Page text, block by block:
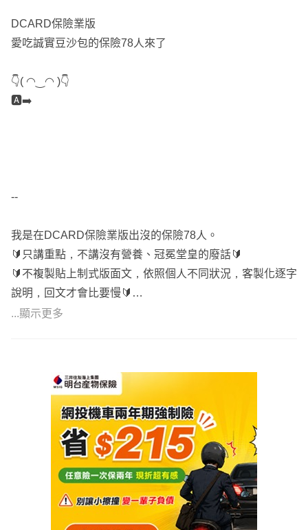
DCARD保險業版
愛吃誠實豆沙包的保險78人來了
👇( ◠‿◠ )👇
🅰️➡️
--
我是在DCARD保險業版出沒的保險78人。
🔰只講重點，不講沒有營養、冠冕堂皇的廢話🔰
🔰不複製貼上制式版面文，依照個人不同狀況，客製化逐字
說明，回文才會比要慢🔰
🌞 面談詳細講解保單內容
⚓保近不保遠、保大不保小
☀️ 依照預算規劃內容，不做灌水單
⭐ 不主動推銷、不強迫推銷、不做不實話術
🌟 低保費高保障
🎯 不隨意請客戶解舊約，新保單補強部分不足
⛄ 全台北中南跑透透
🏆 超過千位網路保戶諮詢
❄️ 出沒DCARD保險業版
...顯示更多